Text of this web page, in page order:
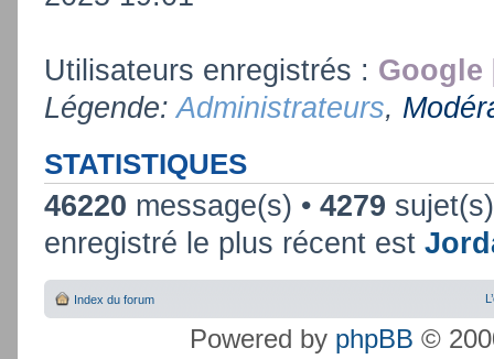
Utilisateurs enregistrés : Google
Légende:Administrateurs,
STATISTIQUES
46220 message(s) • 4279
enregistré le plus récent est
Index du forum
Powered by phpBB ©